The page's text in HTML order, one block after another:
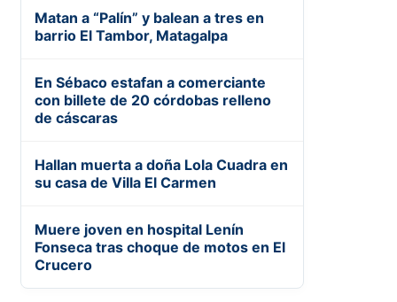
Matan a “Palín” y balean a tres en
barrio El Tambor, Matagalpa
En Sébaco estafan a comerciante
con billete de 20 córdobas relleno
de cáscaras
Hallan muerta a doña Lola Cuadra en
su casa de Villa El Carmen
Muere joven en hospital Lenín
Fonseca tras choque de motos en El
Crucero